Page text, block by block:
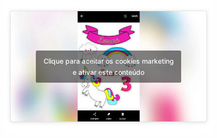
Clique para aceitar os cookies marketing
e ativar este conteúdo